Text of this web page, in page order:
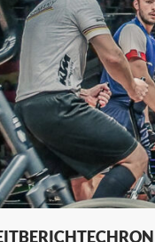
BERICHTE